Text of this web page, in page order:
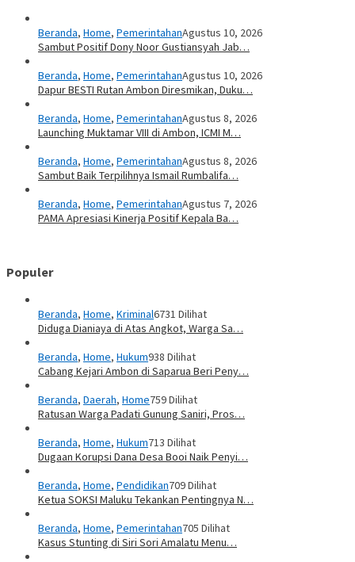
Beranda, Home, PemerintahanAgustus 10, 2026
Sambut Positif Dony Noor Gustiansyah Jab…
Beranda, Home, PemerintahanAgustus 10, 2026
Dapur BESTI Rutan Ambon Diresmikan, Duku…
Beranda, Home, PemerintahanAgustus 8, 2026
Launching Muktamar VIII di Ambon, ICMI M…
Beranda, Home, PemerintahanAgustus 8, 2026
Sambut Baik Terpilihnya Ismail Rumbalifa…
Beranda, Home, PemerintahanAgustus 7, 2026
PAMA Apresiasi Kinerja Positif Kepala Ba…
Populer
Beranda, Home, Kriminal6731 Dilihat
Diduga Dianiaya di Atas Angkot, Warga Sa…
Beranda, Home, Hukum938 Dilihat
Cabang Kejari Ambon di Saparua Beri Peny…
Beranda, Daerah, Home759 Dilihat
Ratusan Warga Padati Gunung Saniri, Pros…
Beranda, Home, Hukum713 Dilihat
Dugaan Korupsi Dana Desa Booi Naik Penyi…
Beranda, Home, Pendidikan709 Dilihat
Ketua SOKSI Maluku Tekankan Pentingnya N…
Beranda, Home, Pemerintahan705 Dilihat
Kasus Stunting di Siri Sori Amalatu Menu…